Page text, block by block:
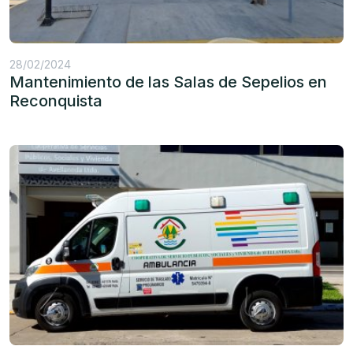
28/02/2024
Mantenimiento de las Salas de Sepelios en
Reconquista